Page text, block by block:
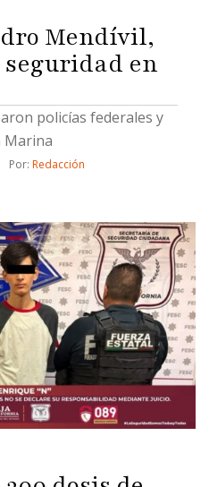
Mendívil,
en
policías federales y
Marina
Por: Redacción